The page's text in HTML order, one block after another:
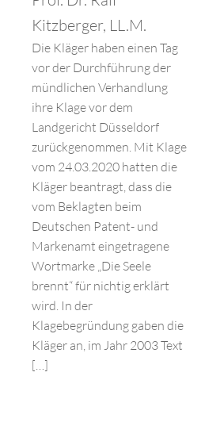
Kitzberger, LL.M.
Die Kläger haben einen Tag
vor der Durchführung der
mündlichen Verhandlung
ihre Klage vor dem
Landgericht Düsseldorf
zurückgenommen. Mit Klage
vom 24.03.2020 hatten die
Kläger beantragt, dass die
vom Beklagten beim
Deutschen Patent- und
Markenamt eingetragene
Wortmarke „Die Seele
brennt“ für nichtig erklärt
wird. In der
Klagebegründung gaben die
Kläger an, im Jahr 2003 Text
[…]